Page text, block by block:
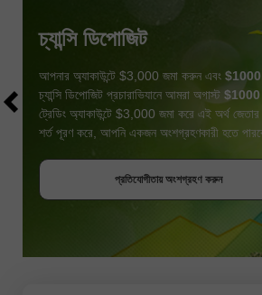
প্রতিযোগীতায় অংশগ্রহণ করুন
চ্যান্সি ডিপোজিট
আপনার অ্যাকাউন্টে $3,000 জমা করুন এবং $1000
চ্যান্সি ডিপোজিট প্রচারাভিযানে আমরা অগাস্ট $1000
ট্রেডিং অ্যাকাউন্টে $3,000 জমা করে এই অর্থ
শর্ত পূরণ করে, আপনি একজন অংশগ্রহণকারী হতে
প্রতিযোগীতায় অংশগ্রহণ করুন
প্রতিযোগীতায় অংশগ্রহণ করুন